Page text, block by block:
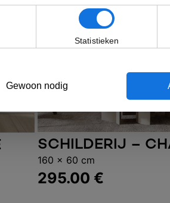
Toevoegen aan
SCHILDERIJ –
295.00 €
160 x 60 cm
Statistieken
Gewoon nodig